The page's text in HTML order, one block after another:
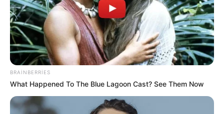
00:28 / 07 Avqust 2026 CƏMİYYƏT
Bakıda yaşayanların DİQQƏTİNƏ!7
avqust 2026-cı il saat 00:00-dan
etibarən...
179 0
BRAINBERRIES
What Happened To The Blue Lagoon Cast? See Them Now